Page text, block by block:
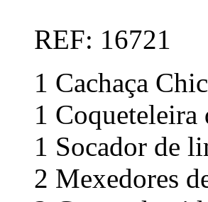
REF: 16721
1 Cachaça
1
1 Socador de
2 Mexedores